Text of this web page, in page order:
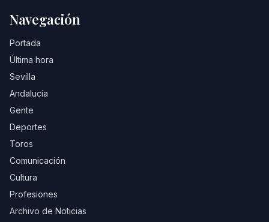
Navegación
Portada
Última hora
Sevilla
Andalucía
Gente
Deportes
Toros
Comunicación
Cultura
Profesiones
Archivo de Noticias